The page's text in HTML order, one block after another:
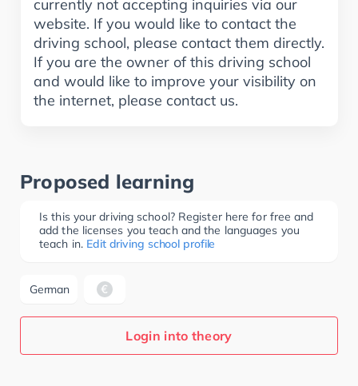
currently not accepting inquiries via our
website. If you would like to contact the
driving school, please contact them directly.
If you are the owner of this driving school
and would like to improve your visibility on
the internet, please contact us.
Proposed learning
Is this your driving school? Register here for free and
add the licenses you teach and the languages you
teach in. Edit driving school profile
German
Login into theory